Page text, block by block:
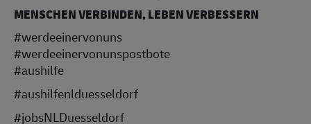
MENSCHEN VERBINDEN, LEBEN VERBESSERN
#werdeeinervonuns
#werdeeinervonunspostbote
#aushilfe
#aushilfenlduesseldorf
#jobsNLDuesseldorf